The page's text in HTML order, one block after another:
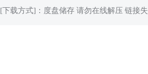
[下载方式]：度盘储存 请勿在线解压 链接